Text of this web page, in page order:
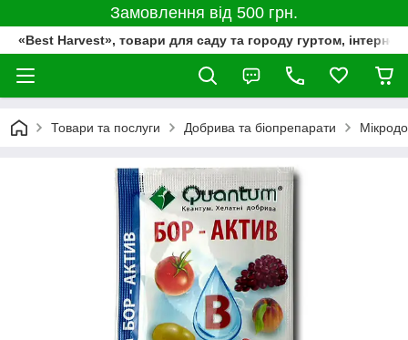
Замовлення від 500 грн.
«Best Harvest», товари для саду та городу гуртом,
Товари та послуги Добрива та біопрепарати